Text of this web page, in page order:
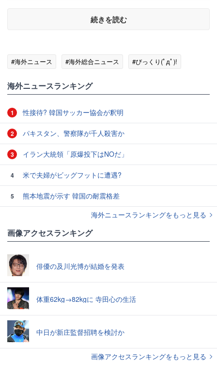
続きを読む
#海外ニュース #海外総合ニュース #びっくり(ﾟдﾟ)!
海外ニュースランキング
1 性接待? 韓国サッカー協会が釈明
2 パキスタン、警察隊が千人殺害か
3 イラン大統領「原爆投下はNOだ」
4 米で夫婦がビッグフットに遭遇?
5
熊本地震が示す 韓国の耐震格差
海外ニュースランキングをもっと見る
画像アクセスランキング
俳優の及川光博が結婚を発表
体重62kg→82kgに 寺田心の生活
中日が新庄監督招聘を検討か
画像アクセスランキングをもっと見る